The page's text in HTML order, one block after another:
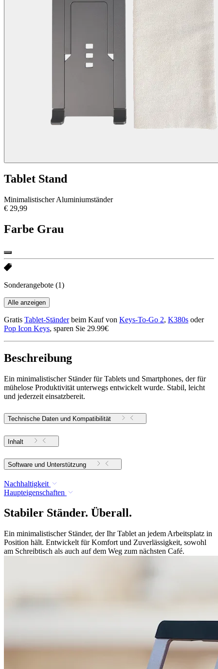
Tablet Stand
Minimalistischer Aluminiumständer
€ 29,99
Farbe Grau
Sonderangebote (1)
Alle anzeigen
Gratis Tablet-Ständerbeim Kauf von Keys-To-Go 2, K380s oder
Pop Icon Keys, sparen Sie 29.99€
Beschreibung
Ein minimalistischer Ständer für Tablets und Smartphones, der für
mühelose Produktivität unterwegs entwickelt wurde. Stabil, leicht
und jederzeit einsatzbereit.
Technische Daten und Kompatibilität
Inhalt
Software und Unterstützung
Nachhaltigkeit
Haupteigenschaften
Stabiler Ständer. Überall.
Ein minimalistischer Ständer, der Ihr Tablet an jedem Arbeitsplatz in
Position hält. Entwickelt für Komfort und Zuverlässigkeit, sowohl
am Schreibtisch als auch auf dem Weg zum nächsten Café.